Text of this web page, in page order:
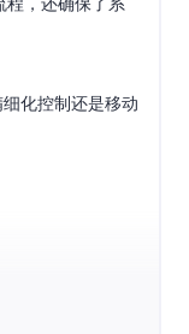
化控制还是移动